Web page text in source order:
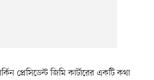
প্রেসিডেন্ট জিমি কার্টারের একটি কথা